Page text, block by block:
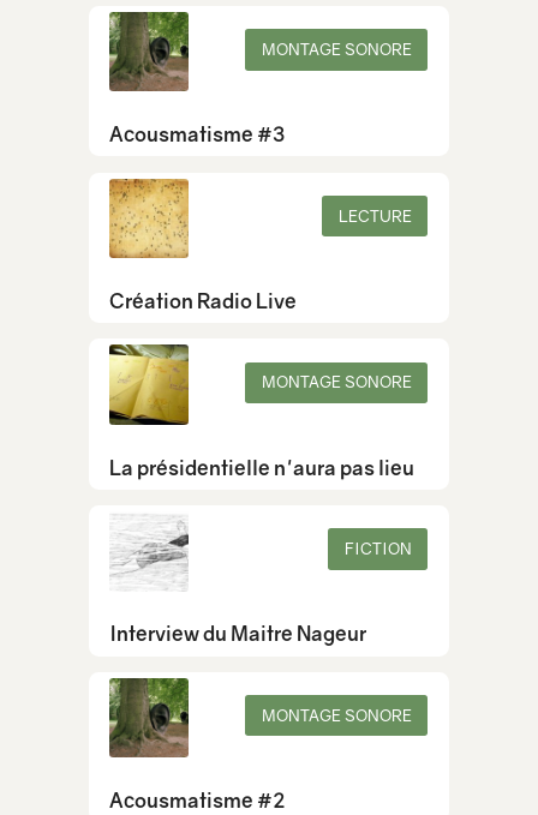
MONTAGE SONORE
Acousmatisme #3
LECTURE
Création Radio Live
MONTAGE SONORE
La présidentielle n'aura pas lieu
FICTION
Interview du Maitre Nageur
MONTAGE SONORE
Acousmatisme #2